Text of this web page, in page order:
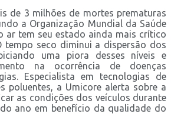
de 3 milhões de mortes prematuras
a Organização Mundial da Saúde
ar tem seu estado ainda mais crítico
tempo seco diminui a dispersão dos
uma piora desses níveis e
na ocorrência de doenças
Especialista em tecnologias de
poluentes, a Umicore alerta sobre a
as condições dos veículos durante
ano em benefício da qualidade do